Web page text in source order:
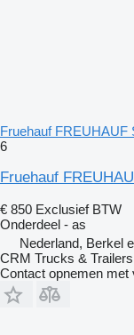
Fruehauf
6
Fruehauf
€ 850 Exclusief BTW
Onderdeel - as
Nederland, Berkel
CRM Trucks &
Contact opnemen met